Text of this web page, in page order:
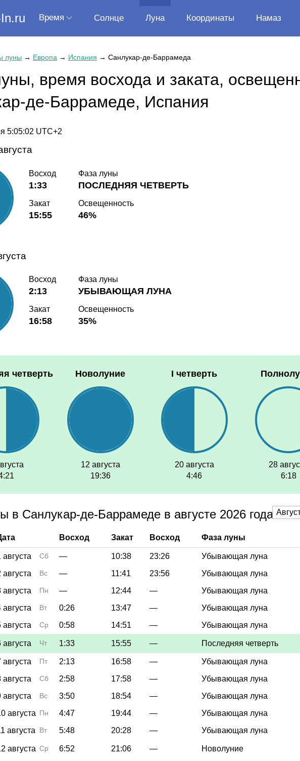
Время Солнце Луна Координаты Намаз
луны → Европа → Испания → Санлукар-де-Баррамеда
время восхода и заката,
де-Баррамеде, Испания
5:05:02 UTC+2
Восход
1:33
Закат
15:55
Фаза луны
ПОСЛЕДНЯЯ ЧЕТВЕРТЬ
Освещенность
46%
Восход
2:13
Закат
16:58
Фаза луны
УБЫВАЮЩАЯ ЛУНА
Освещенность
35%
четверть Новолуние
12 августа
19:36
I четверть
20 августа
4:46
28
6:18
в Санлукар-де-Баррамеде в августе 2026 года
Восход Закат Восход Фаза луны
августа Сб — 10:38 23:26 Убывающая луна
августа
Вс — 11:41 23:56 Убывающая луна
августа
Пн — 12:44 — Убывающая луна
августа
Вт 0:26 13:47 — Убывающая луна
августа
Ср 0:58 14:51 — Убывающая луна
августа Чт 1:33 15:55 — Последняя четверть
августа Пт 2:13 16:58 — Убывающая луна
августа
Сб 2:58 17:58 — Убывающая луна
августа
Вс 3:50 18:54 — Убывающая луна
августа Пн 4:47 19:44 — Убывающая луна
августа
Вт 5:48 20:28 — Убывающая луна
августа Ср 6:52 21:06 — Новолуние